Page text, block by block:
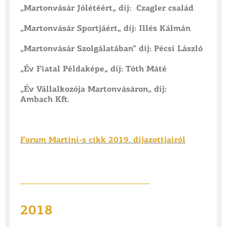
„Martonvásár Jólétéért„ díj: Czagler család
„Martonvásár Sportjáért„ díj: Illés Kálmán
„Martonvásár Szolgálatában” díj: Pécsi László
„Év Fiatal Példaképe„ díj: Tóth Máté
„Év Vállalkozója Martonvásáron„ díj:
Ambach Kft.
Forum Martini-s cikk 2019. díjazottjairól
2018